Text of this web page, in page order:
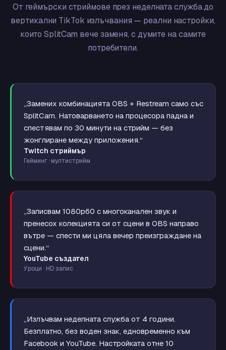
От геймърски стриймове през неделната служба до
вертикални TikTok излъчвания — реални настройки,
които SplitCam вече заменя, с думите на самите
потребители.
„Замених комбинацията OBS + Restream само със
SplitCam. Натоварването на процесора падна и
спестявам по 30 минути на стрийм — без
жонглиране между приложения.“
Twitch стриймър
Гейминг · мултистрийм
„Записвам 1080p60 с многоканален звук и
пренесох колекцията си от сцени в OBS направо
вътре — спести ми цяла вечер преизграждане на
сцени.“
YouTube създател
Уроци · HD запис
„Излъчвам неделната служба от 4 години.
Безплатно, без воден знак, едновременно към
Facebook и YouTube. Настройката отне 10